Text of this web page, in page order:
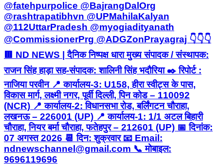
@fatehpurpolice @BajrangDalOrg
@rashtrapatibhvn @UPMahilaKalyan
@112UttarPradesh @myogiadityanath
@CommissionerPrg @ADGZonPrayagraj 👇👇👇
🟥 ND NEWS | दैनिक निष्पक्ष धारा मुख्य संपादक / संस्थापक:
राजन सिंह हाड़ा सह-संपादक: शालिनी सिंह भदौरिया ✒️ रिपोर्ट :
नाजिया परवीन 📍 कार्यालय-3: U158, हीरा स्वीट्स के पास,
विकास मार्ग, लक्ष्मी नगर, पूर्वी दिल्ली, पिन कोड – 110092
(NCR) 📍 कार्यालय-2: विधानसभा रोड, बर्लिंगटन चौराहा,
लखनऊ – 226001 (UP) 📍 कार्यालय-1: 1/1 अटल बिहारी
चौराहा, नियर बर्मा चौराहा, फतेहपुर – 212601 (UP) 📅 दिनांक:
07 अगस्त 2026 📆 दिन: शुक्रवार 📧 Email:
ndnewschannel@gmail.com 📞 मोबाइल:
9696119696